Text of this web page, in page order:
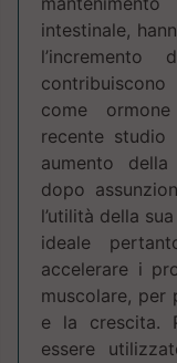
intestinale,
l’incremento
come
recente studio
aumento
dopo
l’utilità della
ideale
accelerare i
muscolare, per
e la crescita.
essere